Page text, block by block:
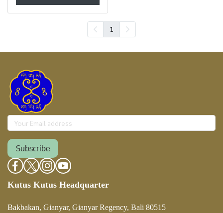
1
Subscribe
Kutus Kutus Headquarter
Bakbakan, Gianyar, Gianyar Regency, Bali 80515